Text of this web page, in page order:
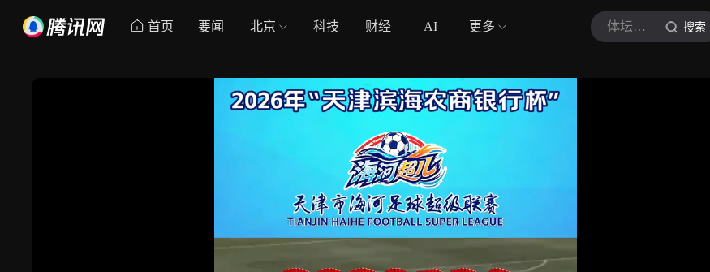
首页 要闻 北京 科技 财经 AI 更多 体坛新视野 搜索